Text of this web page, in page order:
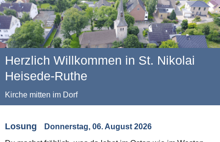
Herzlich Willkommen in St. Nikolai
Heisede-Ruthe
Kirche mitten im Dorf
Losung
Donnerstag, 06. August 2026